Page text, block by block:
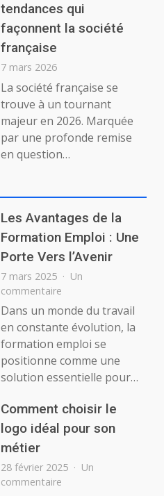
tendances qui
façonnent la société
française
7 mars 2026
La société française se
trouve à un tournant
majeur en 2026. Marquée
par une profonde remise
en question…
Les Avantages de la
Formation Emploi : Une
Porte Vers l’Avenir
7 mars 2025
Un
commentaire
Les
Avantages
de
la
Formation
Emploi
Une
Vers
Dans un monde du travail
en constante évolution, la
formation emploi se
positionne comme une
solution essentielle pour…
Comment choisir le
logo idéal pour son
métier
28 février 2025
Un
commentaire